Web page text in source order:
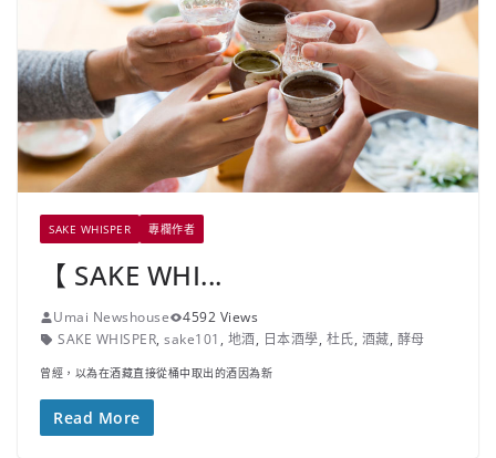
SAKE WHISPER 專欄作者
【 SAKE WHI...
Umai Newshouse
4592 Views
SAKE WHISPER, sake101, 地酒, 日本酒學, 杜氏, 酒藏, 酵母
曾經，以為在酒藏直接從桶中取出的酒因為新
Read More